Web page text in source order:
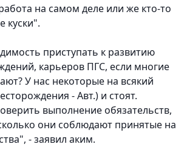
на самом деле или же кто-то
куски".
приступать к развитию
карьеров ПГС, если многие
У нас некоторые на всякий
- Авт.) и стоят.
выполнение обязательств,
они соблюдают принятые на
, - заявил аким.